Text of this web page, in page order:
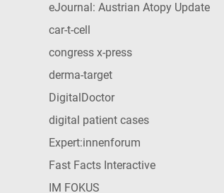
eJournal: Austrian Atopy Update
car-t-cell
congress x-press
derma-target
DigitalDoctor
digital patient cases
Expert:innenforum
Fast Facts Interactive
IM FOKUS